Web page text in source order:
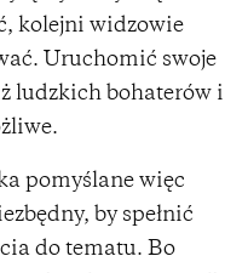
kolejni widzowie
Uruchomić swoje
ludzkich bohaterów i
pomyślane więc
by spełnić
do tematu. Bo